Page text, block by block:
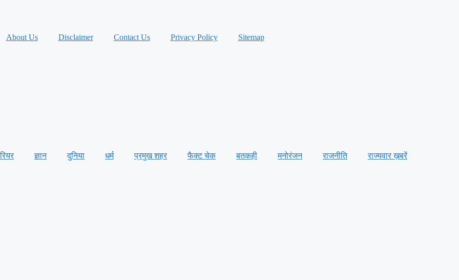
About Us Disclaimer Contact Us Privacy Policy Sitemap
ज्ञान दुनिया धर्म प्रमुख शहर फैक्ट चेक बतकही मनोरंजन राजनीति राज्यवार ख़बरें